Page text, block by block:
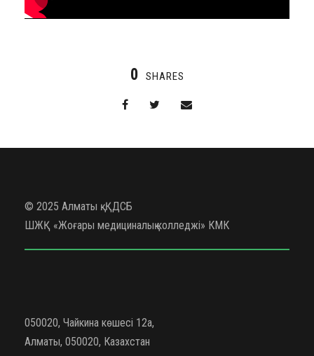
0 SHARES
© 2025 Алматы қ. ҚДСБ
ШЖҚ «Жоғары медициналық колледжі» КМК
050020, Чайкина көшесі 12а,
Алматы, 050020, Казахстан